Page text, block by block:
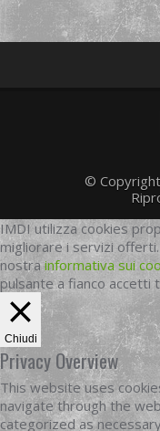
©
IMDI utilizza cookies
migliorare i servizi
nostrainformativa sui
pulsante a fianco accetti
Chiudi
Privacy Overview
This website uses
navigate through the
categorized as